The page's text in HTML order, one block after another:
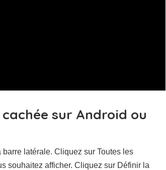
sur Android ou
latérale. Cliquez sur Toutes les
souhaitez afficher. Cliquez sur Définir la